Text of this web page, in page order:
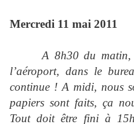
Mercredi 11 mai 2011
A 8h30 du matin,
l’aéroport, dans le
continue ! A midi, nous
papiers sont faits, ça
Tout doit être fini à